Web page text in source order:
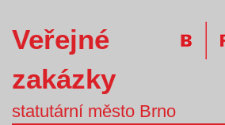
Veřejné
zakázky
statutární město Brno